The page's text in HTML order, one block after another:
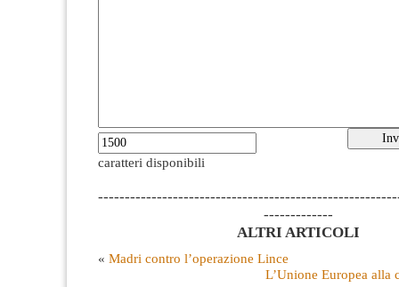
caratteri disponibili
-------------
ALTRI ARTICOLI
« Madri contro l’operazione Lince
L’Unione Europea alla